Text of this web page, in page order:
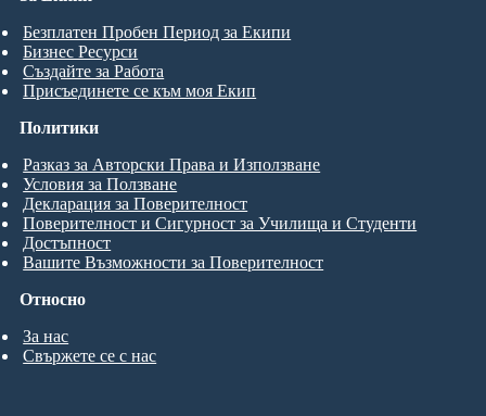
Безплатен Пробен Период за Екипи
Бизнес Ресурси
Създайте за Работа
Присъединете се към моя Екип
Относно
За нас
Свържете се с нас
Политики
Разказ за Авторски Права и Използване
Условия за Ползване
Декларация за Поверителност
Поверителност и Сигурност за Училища и Студенти
Достъпност
Вашите Възможности за Поверителност